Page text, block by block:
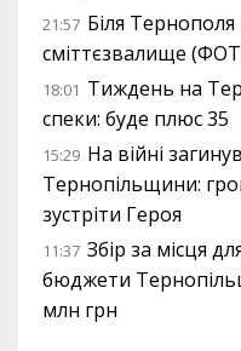
21:57 Біля
сміттєзвалище
18:01 Тиждень на
спеки: буде плюс 35
15:29 На війні
Тернопільщини:
зустріти Героя
11:37 Збір за місця
бюджети
млн грн